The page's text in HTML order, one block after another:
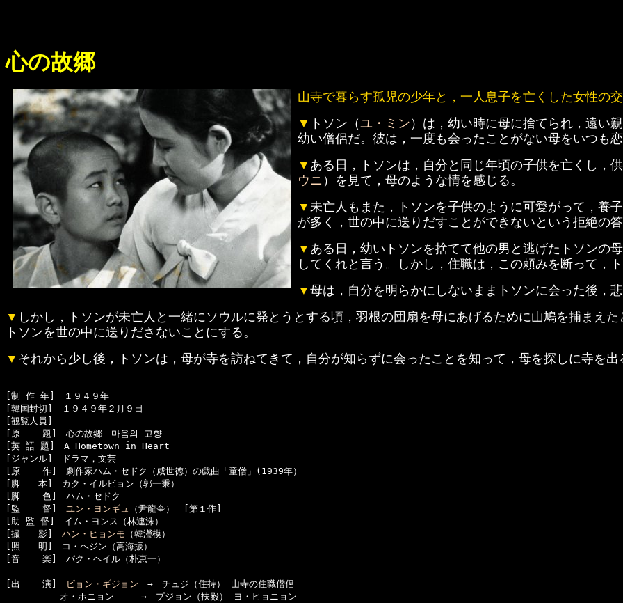
心の故郷
山寺で暮らす孤児の少年と，一人息子を亡くした女性の
▼ トソン（ユ・ミン ）は，幼い時に母に捨てられ，遠い
幼い僧侶だ。彼は，一度も会ったことがない母をいつも
▼ ある日，トソンは，自分と同じ年頃の子供を亡くし，
ウニ ）を見て，母のような情を感じる。
▼ 未亡人もまた，トソンを子供のように可愛がって，養
が多く，世の中に送りだすことができないという拒絶の
▼ ある日，幼いトソンを捨てて他の男と逃げたトソンの
してくれと言う。しかし，住職は，この頼みを断って，
▼ 母は，自分を明らかにしないままトソンに会った後，
▼ しかし，トソンが未亡人と一緒にソウルに発とうとする頃，羽根の団扇を母にあげるために山鳩を捕まえ
トソンを世の中に送りださないことにする。
▼ それから少し後，トソンは，母が寺を訪ねてきて，自分が知らずに会ったことを知って，母を探しに寺を出
[制 作 年]　１９４９年
[韓国封切]　１９４９年２月９日
[観覧人員]
[原    題]　心の故郷　마음의 고향
[英 語 題]　A Hometown in Heart
[ジャンル]　ドラマ，文芸
[原    作]　劇作家ハム・セドク（咸世徳）の戯曲「童僧」(1939年）
[脚　　本]　カク・イルビョン（郭一秉）
[脚    色]　ハム・セドク
[監    督] ユン・ヨンギュ
（尹龍奎）　[第１作]
[助 監 督]　イム・ヨンス（林連洙）
[撮　　影] ハン・ヒョンモ （韓瀅模）
[照　　明]　コ・ヘジン（高海振）
[音    楽]　パク・ヘイル（朴恵一）
[出    演] ピョン・ギジョン →　チュジ（住持） 山寺の住職僧侶
オ・ホニョン　　　→　プジョン（扶殿） ヨ・ヒョニョン